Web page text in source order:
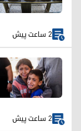
2 ساعت پیش
2 ساعت پیش